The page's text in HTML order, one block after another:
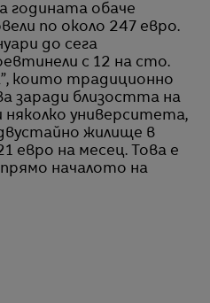
годината обаче
по около 247 евро.
до сега
с 12 на сто.
които традиционно
заради близостта на
университета,
жилище в
евро на месец. Това е
началото на